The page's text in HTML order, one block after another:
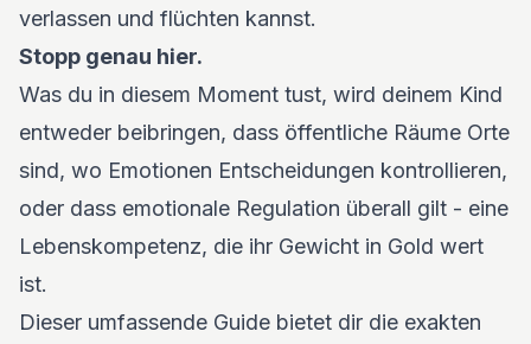
verlassen und flüchten kannst.
Stopp genau hier.
Was du in diesem Moment tust, wird deinem Kind
entweder beibringen, dass öffentliche Räume Orte
sind, wo Emotionen Entscheidungen kontrollieren,
oder dass emotionale Regulation überall gilt - eine
Lebenskompetenz, die ihr Gewicht in Gold wert
ist.
Dieser umfassende Guide bietet dir die exakten